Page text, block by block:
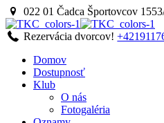
022 01 Čadca Športovcov
Rezervácia dvorcov!
Domov
Dostupnosť
Klub
O nás
Fotogaléria